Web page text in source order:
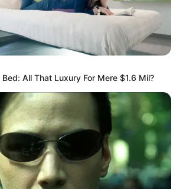
NOTICIAS SUCRE
“No fue contra Venezuela,
senadora sucreña María
Guerra tras captura de
Maduro
SINCELEJO
¡Prepárese! Cortes de luz
por dos días en Sincelejo y
municipios de Sucre
All That Luxury For Mere $1.6 Mil?